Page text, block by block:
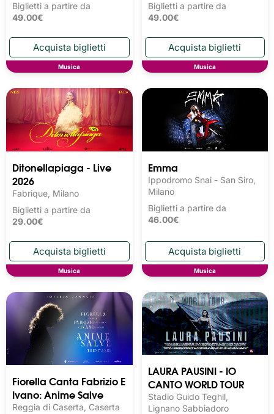
Biglietti a partire da
49.00€
Musica
Biglietti a partire da
49.00€
Musica
Ditonellapiaga - Live
2026
Fabrique, Milano
Biglietti a partire da
29.00€
Musica
Emma
Ippodromo Snai - San Siro,
Milano
Biglietti a partire da
46.00€
Musica
Fiorella Canta Fabrizio E
Ivano: Anime Salve
Reggia di Caserta, Caserta
LAURA PAUSINI - IO
CANTO WORLD TOUR
Stadio Guido Teghil,
Lignano Sabbiadoro